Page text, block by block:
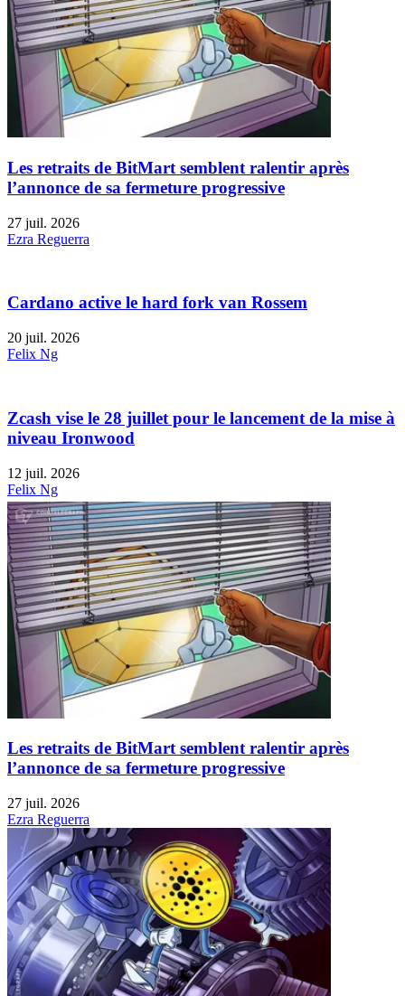
Les retraits de BitMart semblent ralentir après
l’annonce de sa fermeture progressive
27 juil. 2026
Ezra Reguerra
Cardano active le hard fork van Rossem
20 juil. 2026
Felix Ng
Zcash vise le 28 juillet pour le lancement de la mise à
niveau Ironwood
12 juil. 2026
Felix Ng
Les retraits de BitMart semblent ralentir après
l’annonce de sa fermeture progressive
27 juil. 2026
Ezra Reguerra